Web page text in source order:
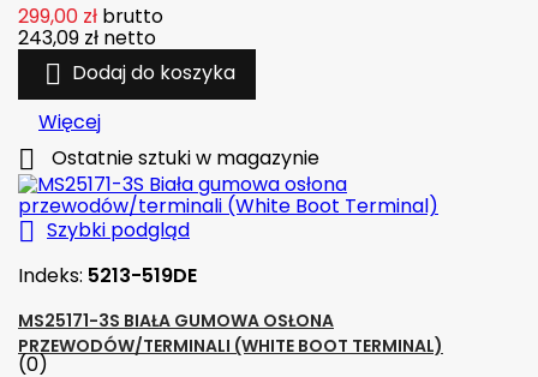
299,00 zł brutto
243,09 zł netto
 Dodaj do koszyka
Więcej
 Ostatnie sztuki w magazynie
 Szybki podgląd
Indeks: 5213-519DE
MS25171-3S BIAŁA GUMOWA OSŁONA
PRZEWODÓW/TERMINALI (WHITE BOOT TERMINAL)
(0)